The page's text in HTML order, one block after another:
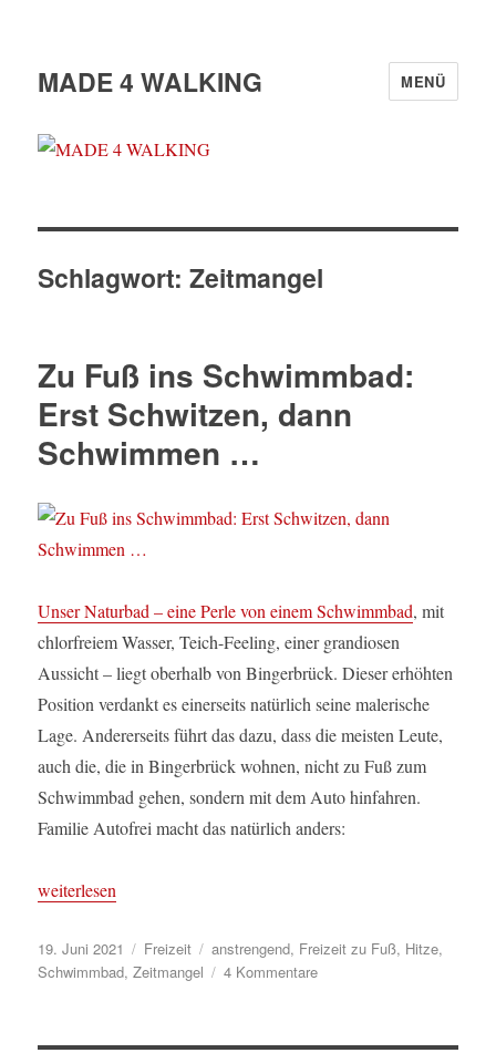
MADE 4 WALKING MENÜ
Schlagwort:Zeitmangel
Zu Fuß ins Schwimmbad:
Erst Schwitzen, dann
Schwimmen …
Unser Naturbad – eine Perle von einem Schwimmbad, mit
chlorfreiem Wasser, Teich-Feeling, einer grandiosen
Aussicht – liegt oberhalb von Bingerbrück. Dieser erhöhten
Position verdankt es einerseits natürlich seine malerische
Lage. Andererseits führt das dazu, dass die meisten Leute,
auch die, die in Bingerbrück wohnen, nicht zu Fuß zum
Schwimmbad gehen, sondern mit dem Auto hinfahren.
Familie Autofrei macht das natürlich anders:
„Zu Fuß ins Schwimmbad: Erst Schwitzen, dann Schwimmen
weiterlesen
Veröffentlicht
am
19. Juni 2021 Kategorien
Freizeit Schlagwörter
anstrengend, Freizeit zu Fuß, Hitze,
Schwimmbad,Zeitmangel 4 Kommentarezu
ins